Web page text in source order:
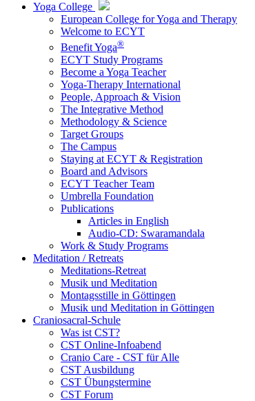
Yoga College
European College for Yoga and Therapy
Welcome to ECYT
Benefit Yoga®
ECYT Study Programs
Become a Yoga Teacher
Yoga-Therapy International
People, Approach & Vision
The Integrative Method
Methodology & Science
Target Groups
The Campus
Staying at ECYT & Registration
Board and Advisors
ECYT Teacher Team
Umbrella Foundation
Publications
Articles in English
Audio-CD: Swaramandala
Work & Study Programs
Meditation / Retreats
Meditations-Retreat
Musik und Meditation
Montagsstille in Göttingen
Musik und Meditation in Göttingen
Craniosacral-Schule
Was ist CST?
CST Online-Infoabend
Cranio Care - CST für Alle
CST Ausbildung
CST Übungstermine
CST Forum